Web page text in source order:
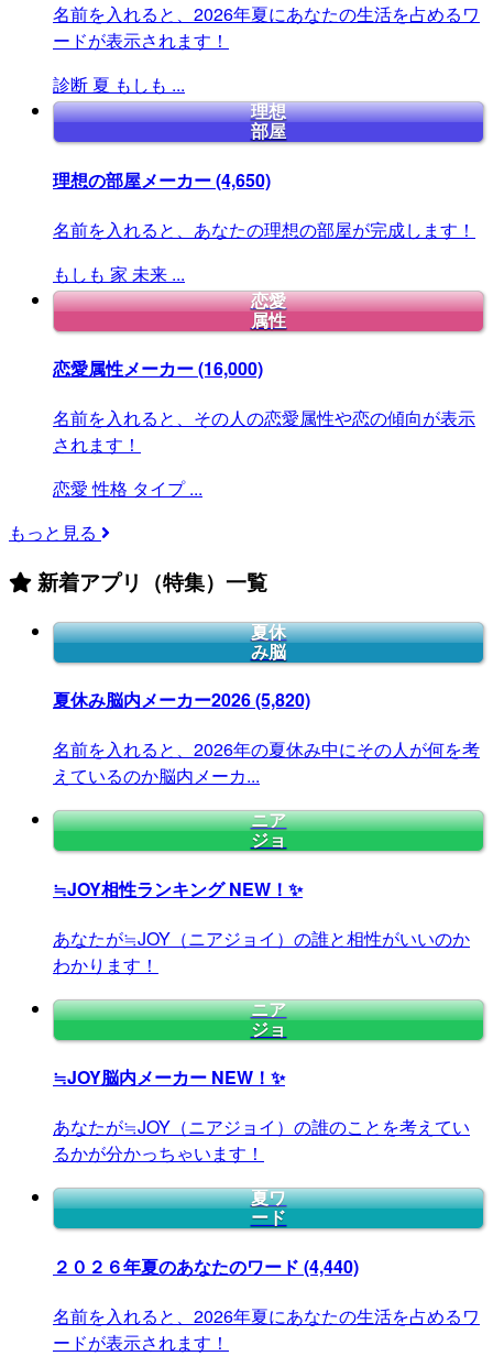
名前を入れると、2026年夏にあなたの生活を占めるワ
ードが表示されます！
診断 夏 もしも ...
理想
部屋
理想の部屋メーカー(4,650)
名前を入れると、あなたの理想の部屋が完成します！
もしも 家 未来 ...
恋愛
属性
恋愛属性メーカー(16,000)
名前を入れると、その人の恋愛属性や恋の傾向が表示
されます！
恋愛 性格 タイプ ...
もっと見る
新着アプリ（特集）一覧
夏休
み脳
夏休み脳内メーカー2026(5,820)
名前を入れると、2026年の夏休み中にその人が何を考
えているのか脳内メーカ...
ニア
ジョ
≒JOY相性ランキングNEW！✨
あなたが≒JOY（ニアジョイ）の誰と相性がいいのか
わかります！
ニア
ジョ
≒JOY脳内メーカー NEW！✨
あなたが≒JOY（ニアジョイ）の誰のことを考えてい
るかが分かっちゃいます！
夏ワ
ード
２０２６年夏のあなたのワード (4,440)
名前を入れると、2026年夏にあなたの生活を占めるワ
ードが表示されます！